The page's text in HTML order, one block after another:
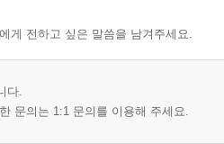
게 전하고 싶은 말씀을 남겨주세요.
다.
문의는 1:1 문의를 이용해 주세요.